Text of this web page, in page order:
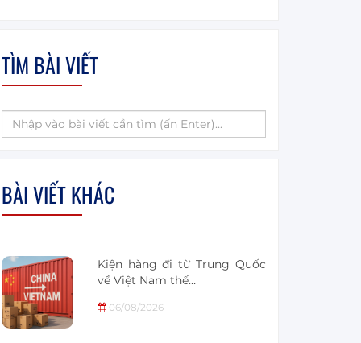
TÌM BÀI VIẾT
BÀI VIẾT KHÁC
Kiện hàng đi từ Trung Quốc
về Việt Nam thế…
06/08/2026